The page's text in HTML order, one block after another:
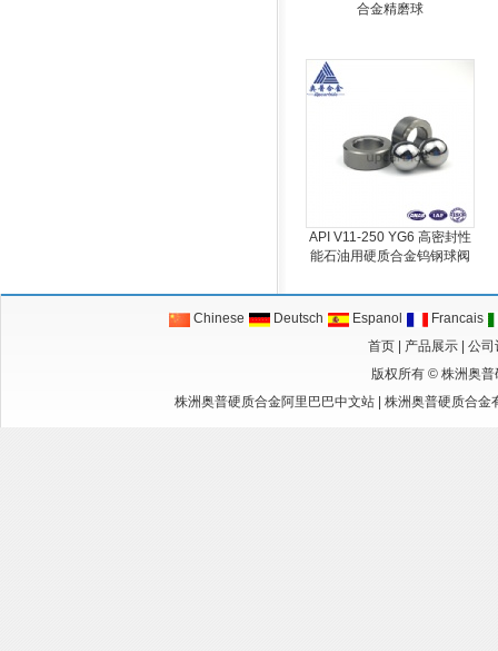
合金精磨球
API V11-250 YG6 高密封性
能石油用硬质合金钨钢球阀
Chinese Deutsch Espanol
Francais
首页
产品展示
公司
版权所有 © 株洲奥普
株洲奥普硬质合金阿里巴巴中文站| 株洲奥普硬质合金